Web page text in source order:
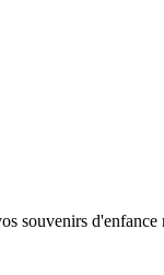
souvenirs